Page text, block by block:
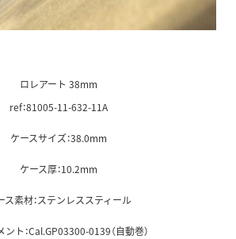
ロレアート 38mm
ref：81005-11-632-11A
ケースサイズ：38.0mm
ケース厚：10.2mm
ス素材：ステンレススティール
ント：Cal.GP03300-0139（自動巻）